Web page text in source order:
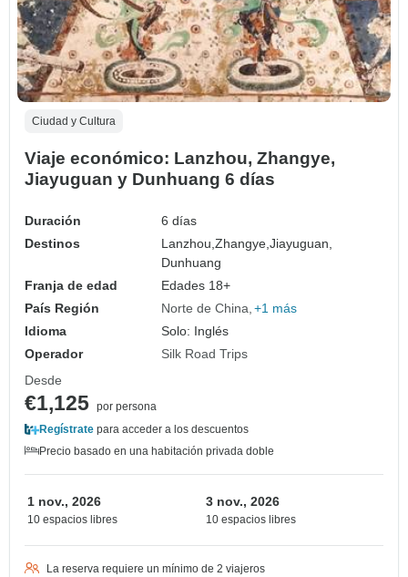
Ciudad y Cultura
Viaje económico: Lanzhou, Zhangye,
Jiayuguan y Dunhuang 6 días
Duración
6 días
Destinos
Lanzhou,Zhangye,Jiayuguan,
Dunhuang
Franja de edad
Edades 18+
País Región
Norte de China +1 más
Idioma
Solo: Inglés
Operador
Silk Road Trips
Desde
€1,125 por persona
Regístrate para acceder a los descuentos
Precio basado en una habitación privada doble
1 nov., 2026
10 espacios libres
3 nov., 2026
10 espacios libres
La reserva requiere un mínimo de 2 viajeros